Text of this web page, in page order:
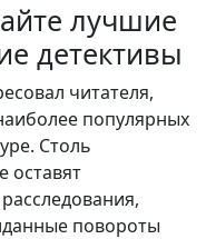
лучшие
детективы
читателя,
популярных
Столь
оставят
повороты